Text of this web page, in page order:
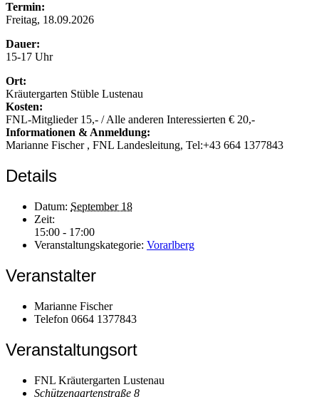
Termin:
Freitag, 18.09.2026
Dauer:
15-17 Uhr
Ort:
Kräutergarten Stüble Lustenau
Kosten:
FNL-Mitglieder 15,- / Alle anderen Interessierten € 20,-
Informationen & Anmeldung:
Marianne Fischer , FNL Landesleitung, Tel:+43 664 1377843
Details
Datum: September 18
Zeit:
15:00 - 17:00
Veranstaltungskategorie: Vorarlberg
Veranstalter
Marianne Fischer
Telefon 0664 1377843
Veranstaltungsort
FNL Kräutergarten Lustenau
Schützengartenstraße 8